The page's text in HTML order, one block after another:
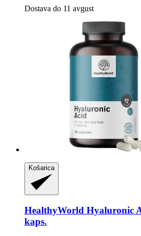
Dostava do 11 avgust
Košarica
HealthyWorld Hyaluronic
kaps.